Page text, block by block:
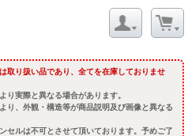
取り扱い品であり、全てを在庫しておりませ
り実際と異なる場合があります。
り、外観・構造等が商品説明及び画像と異なる
セルは不可とさせて頂いております。予めご了